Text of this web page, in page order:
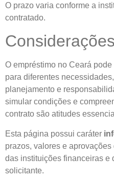
O prazo varia conforme a
contratado.
O empréstimo no Ceará
para diferentes
planejamento e
simular condições e
contrato são atitudes
Esta página possui caráter
prazos, valores e
das instituições financeiras e
solicitante.